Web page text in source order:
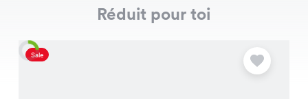
Réduit pour toi
Sale